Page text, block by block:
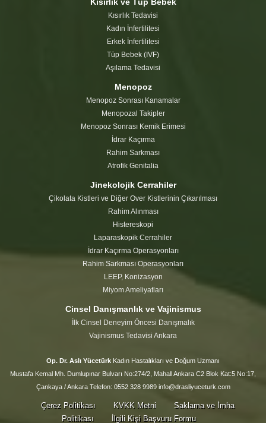
Kısırlık ve Tüp Bebek
Kısırlık Tedavisi
Kadın İnfertilitesi
Erkek İnfertilitesi
Tüp Bebek (IVF)
Aşılama Tedavisi
Menopoz
Menopoz Sonrası Kanamalar
Menopozal Takipler
Menopoz Sonrası Kemik Erimesi
İdrar Kaçırma
Rahim Sarkması
Atrofik Genitalia
Jinekolojik Cerrahiler
Çikolata Kistleri ve Diğer Over Kistlerinin Çıkarılması
Rahim Alınması
Histereskopi
Laparaskopik Cerrahiler
İdrar Kaçırma Operasyonları
Rahim Sarkması Operasyonları
LEEP, Konizasyon
Miyom Ameliyatları
Cinsel Danışmanlık ve Vajinismus
İlk Cinsel Deneyim Öncesi Danışmalık
Vajinismus Tedavisi Ankara
Op. Dr. Aslı Yücetürk Kadın Hastalıkları ve Doğum Uzmanı
Mustafa Kemal Mh. Dumlupınar Bulvarı No:274/2, Mahall Ankara C2 Blok Kat:5 No:17,
Çankaya / Ankara Telefon: 0552 328 9989 info@drasliyuceturk.com
Çerez Politikası KVKK Metni
Saklama ve İmha
Politikası
İlgili Kişi Başvuru Formu